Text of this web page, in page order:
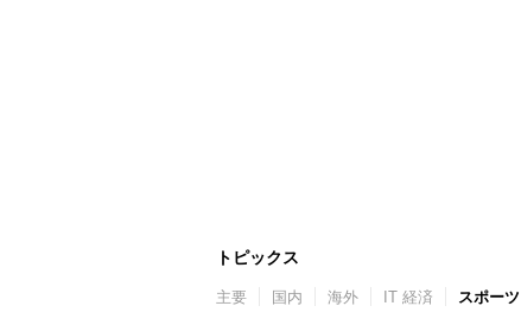
トピックス
主要 国内 海外 IT 経済 スポーツ